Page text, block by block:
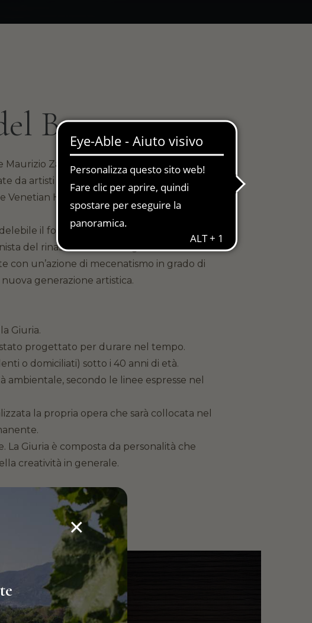
Bosco
Maurizio Zanella annuncia l’istituzione del
da artisti italiani under 40. L’impegno e
Venetian Heritage.
il forte legame che esiste fra l’Arte e
del rinascimento enologico italiano. Il
un’azione di mecenatismo in grado di
generazione artistica.
Giuria.
stato progettato per durare nel tempo.
o domiciliati) sotto i 40 anni di età.
secondo le linee espresse nel
la propria opera che sarà collocata nel
La Giuria è composta da personalità che
creatività in generale.
×